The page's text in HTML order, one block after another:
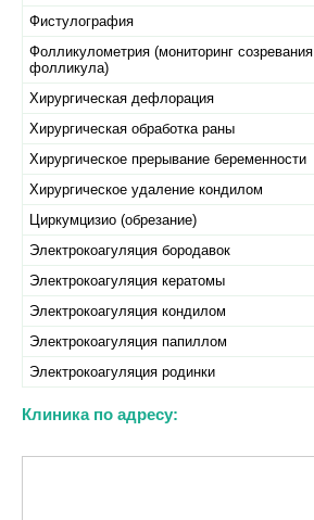
Фистулография
Фолликулометрия (мониторинг созревания
фолликула)
Хирургическая дефлорация
Хирургическая обработка раны
Хирургическое прерывание беременности
Хирургическое удаление кондилом
Циркумцизио (обрезание)
Электрокоагуляция бородавок
Электрокоагуляция кератомы
Электрокоагуляция кондилом
Электрокоагуляция папиллом
Электрокоагуляция родинки
Клиника по адресу: